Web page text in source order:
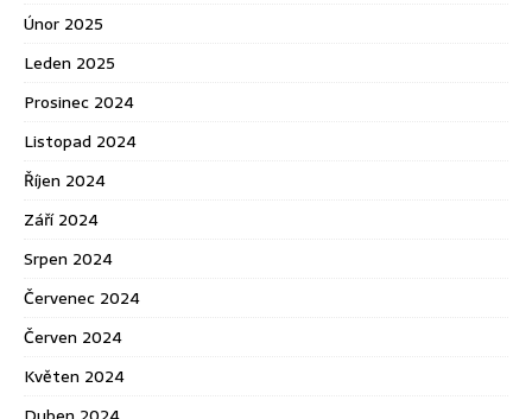
Únor 2025
Leden 2025
Prosinec 2024
Listopad 2024
Říjen 2024
Září 2024
Srpen 2024
Červenec 2024
Červen 2024
Květen 2024